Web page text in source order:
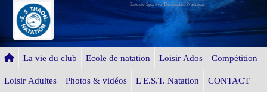
Entente Sportive Thaonnaise Natation
La vie du club Ecole de natation Loisir Ados Compétition
Loisir Adultes Photos & vidéos L'E.S.T. Natation CONTACT
Panneau de gestion des cookies